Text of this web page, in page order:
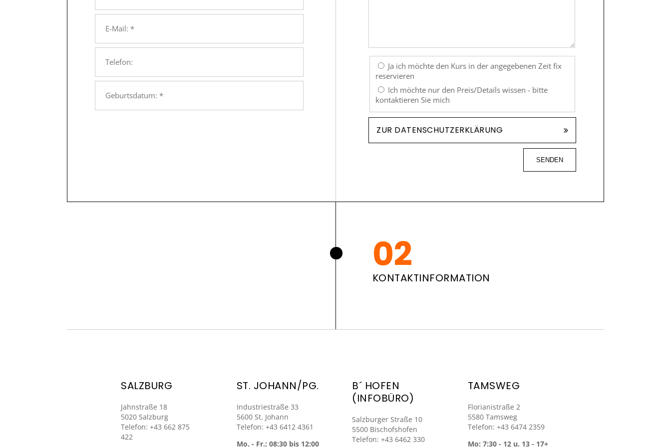
Ja ich möchte den Kurs in der angegebenen Zeit fix
reservieren
Ich möchte nur den Preis/Details wissen - bitte
kontaktieren Sie mich
ZUR DATENSCHUTZERKLÄRUNG
SENDEN
KONTAKTINFORMATION
SALZBURG
Jahnstraße 18
5020 Salzburg
Telefon: +43 662 875
422
ST. JOHANN/PG.
Industriestraße 33
5600 St. Johann
Telefon: +43 6412 4361
Mo. - Fr.: 08:30 bis 12:00
B´ HOFEN
(INFOBÜRO)
Salzburger Straße 10
5500 Bischofshofen
Telefon: +43 6462 330
TAMSWEG
Florianistraße 2
5580 Tamsweg
Telefon: +43 6474 2359
Mo: 7:30 - 12 u. 13 - 17+